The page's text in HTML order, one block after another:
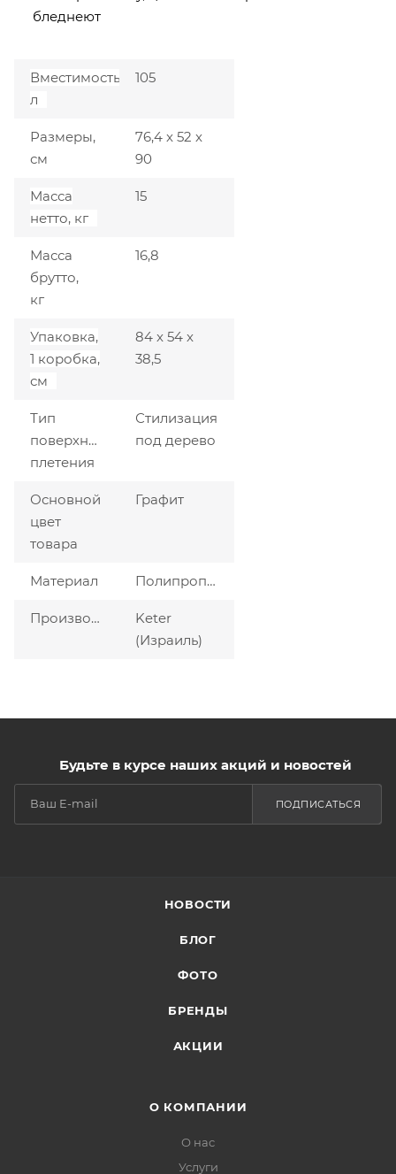
бледнеют
Вместимость,
л
105
Размеры,
см
76,4 x 52 x
90
Масса
нетто, кг
15
Масса
брутто,
кг
16,8
Упаковка,
1 коробка,
см
84 x 54 x
38,5
Тип
поверхности/
плетения
Стилизация
под дерево
Основной
цвет
товара
Графит
Материал Полипропилен
Производитель
Keter
(Израиль)
Будьте в курсе наших акций и новостей
ПОДПИСАТЬСЯ
НОВОСТИ
БЛОГ
ФОТО
БРЕНДЫ
АКЦИИ
О КОМПАНИИ
О нас
Услуги